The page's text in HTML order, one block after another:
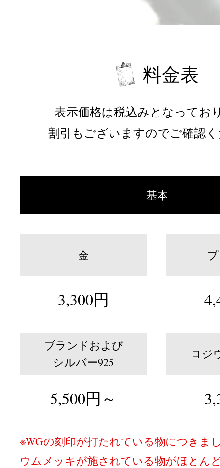
料金表
表示価格は税込みとなってお
割引もございますのでご確認
基本
金
3,300円
ブランドおよび
シルバー925
5,500円～
ロジ
※WGの刻印が打たれている物につきま
ウムメッキが施されている物がほとん